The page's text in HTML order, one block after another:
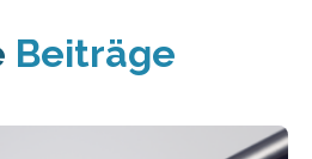
Beiträge